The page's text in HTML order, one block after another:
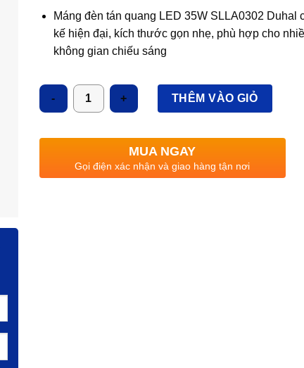
là:
1.146.000₫.
tại
là:
Máng đèn tán quang LED 35W SLLA0302 Duhal
kế hiện đại, kích thước gọn nhẹ, phù hợp cho
không gian chiếu sáng
Số lượng
THÊM VÀO GIỎ
MUA NGAY
Gọi điện xác nhận và giao hàng tận nơi